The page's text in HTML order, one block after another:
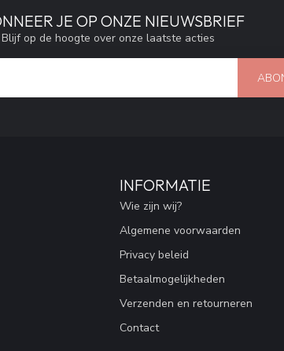
JE OP ONZE NIEUWSBRIEF
Blijf op de hoogte over onze laatste acties
INFORMATIE
Wie zijn wij?
Algemene voorwaarden
Privacy beleid
Betaalmogelijkheden
Verzenden en retourneren
Contact